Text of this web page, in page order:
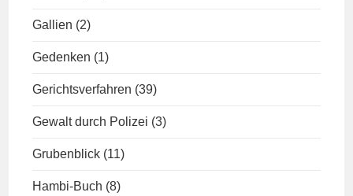
Gallien (2)
Gedenken (1)
Gerichtsverfahren (39)
Gewalt durch Polizei (3)
Grubenblick (11)
Hambi-Buch (8)